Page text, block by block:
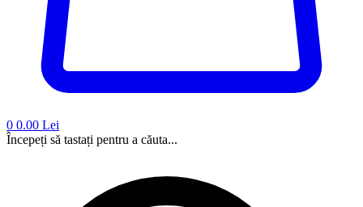
0 0.00 Lei
Începeți să tastați pentru a căuta...